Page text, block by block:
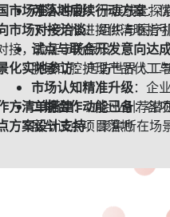
市场准入冲刺：开展线上探
市场对接洽谈：组织与医疗
接，验证市场假设
化实地参访：走访世界人工
方清单搭建：为企业引荐潜
方案设计支持：聚焦所在场
可落地后续行动方案：
下一步推进提供清晰指
试点与联合开发意向达
脱敏口腔护理产品代工
市场认知精准升级：企
二期合作动能已备：各
展与试点项目落地